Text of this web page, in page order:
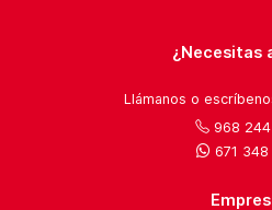
¿Necesitas
Llámanos o
968 244
671